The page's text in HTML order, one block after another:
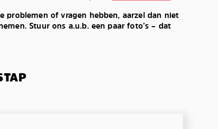
problemen of vragen hebben, aarzel dan niet
Stuur ons a.u.b. een paar foto’s – dat